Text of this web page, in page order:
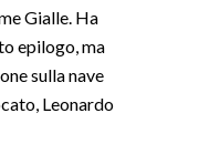
Gialle. Ha
epilogo, ma
sulla nave
Leonardo